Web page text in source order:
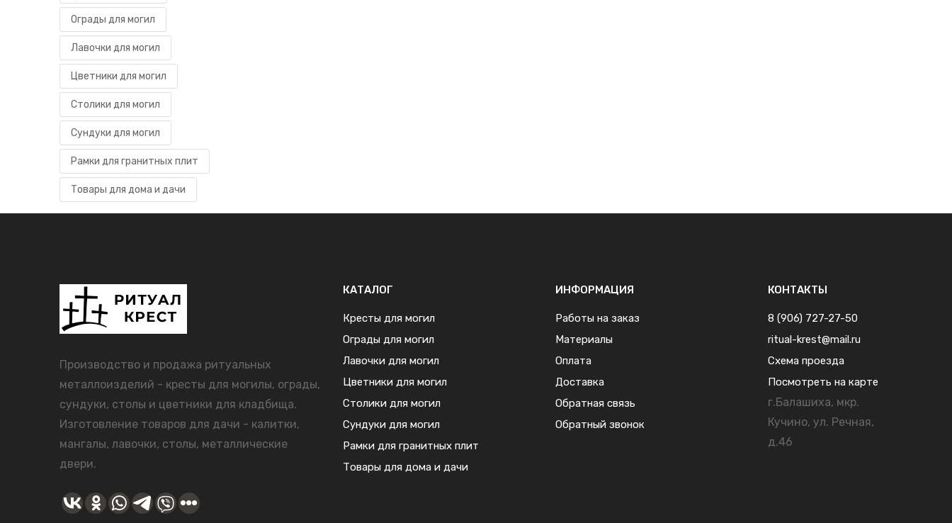
Ограды для могил
Лавочки для могил
Цветники для могил
Столики для могил
Сундуки для могил
Рамки для гранитных плит
Товары для дома и дачи
Производство и продажа ритуальных
металлоизделий - кресты для могилы, ограды,
сундуки, столы и цветники для кладбища.
Изготовление товаров для дачи - калитки,
мангалы, лавочки, столы, металлические
двери.
КАТАЛОГ
Кресты для могил
Ограды для могил
Лавочки для могил
Цветники для могил
Столики для могил
Сундуки для могил
Рамки для гранитных плит
Товары для дома и дачи
ИНФОРМАЦИЯ
Работы на заказ
Материалы
Оплата
Доставка
Обратная связь
Обратный звонок
КОНТАКТЫ
8 (906) 727-27-50
ritual-krest@mail.ru
Схема проезда
Посмотреть на карте
г.Балашиха, мкр.
Кучино, ул. Речная,
д.46